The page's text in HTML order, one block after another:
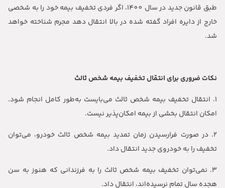
طبق قانون جدید در سال 1400، اگر فردی تخفیف بیمه خود را به شخصی
خارج از دایره افراد گفته شده در بالا انتقال دهد مجرم شناخته خواهد
شد.
نکات ضروری برای انتقال تخفیف بیمه شخص ثالث
1. انتقال تخفیف بیمه شخص ثالث می‌بایست به‌طور کامل انجام شود.
امکان انتقال بخشی از بیمه امکان‌پذیر نیست.
2. در صورت فرارسیدن زمان تمدید بیمه شخص ثالث خودرو، می‌توان
تخفیف را به خودروی جدید انتقال داد.
3. نمی‌توان تخفیف بیمه شخص ثالث را به فرزندانی که هنوز به سن
هجده سال تمام نرسیده‌اند، انتقال داد.